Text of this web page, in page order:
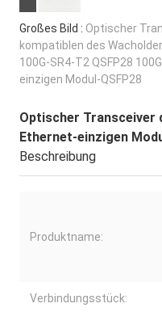
Großes Bild : Optischer
kompatiblen des
100G-SR4-T2 QSFP28
einzigen Modul-QSFP28
Optischer Transceiver
Ethernet-einzigen
Beschreibung
Produktname:
Verbindungsstück: